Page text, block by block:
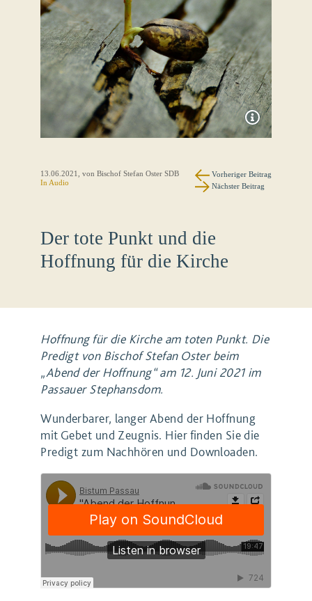
13.06.2021
, von Bischof Stefan Oster SDB
In Audio
Vorheriger Beitrag
Nächster Beitrag
Der tote Punkt und die
Hoffnung für die Kirche
Hoffnung für die Kirche am toten Punkt. Die
Predigt von Bischof Stefan Oster beim
„Abend der Hoffnung“ am 12. Juni 2021 im
Passauer Stephansdom.
Wunderbarer, langer Abend der Hoffnung
mit Gebet und Zeugnis. Hier finden Sie die
Predigt zum Nachhören und Downloaden.